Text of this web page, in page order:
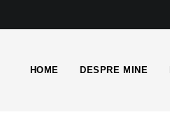
HOME DESPRE MINE